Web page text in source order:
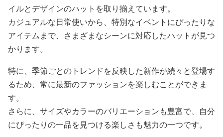
イルとデザインのハットを取り揃えています。
カジュアルな日常使いから、特別なイベントにぴったりな
アイテムまで、さまざまなシーンに対応したハットが見つ
かります。
特に、季節ごとのトレンドを反映した新作が続々と登場す
るため、常に最新のファッションを楽しむことができま
す。
さらに、サイズやカラーのバリエーションも豊富で、自分
にぴったりの一品を見つける楽しさも魅力の一つです。